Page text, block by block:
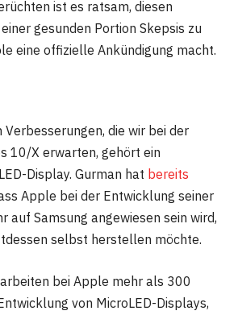
ist es ratsam, diesen
gesunden Portion Skepsis zu
eine offizielle Ankündigung macht.
Verbesserungen, die wir bei der
10/X erwarten, gehört ein
Display. Gurman hat bereits
Apple bei der Entwicklung seiner
auf Samsung angewiesen sein wird,
selbst herstellen möchte.
bei Apple mehr als 300
von MicroLED-Displays,